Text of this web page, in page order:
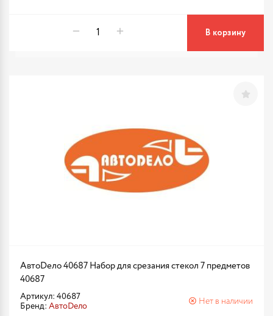
В корзину
АвтоDело 40687 Набор для срезания стекол 7 предметов
40687
Артикул: 40687
Бренд: АвтоDело
Нет в наличии